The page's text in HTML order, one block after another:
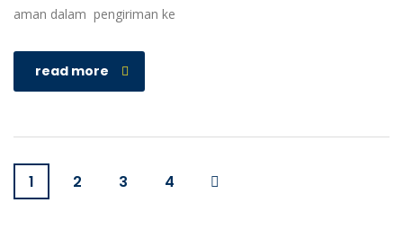
aman dalam pengiriman ke
read more
1 2 3 4